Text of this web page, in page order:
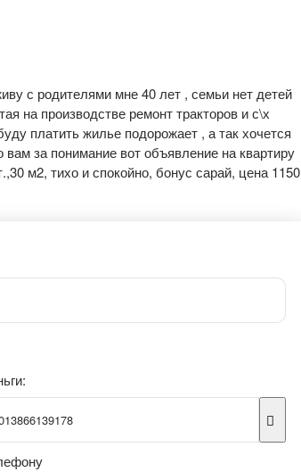
с родителями мне 40 лет , семьи нет детей
на производстве ремонт тракторов и с\х
платить жилье подорожает , а так хочется
за понимание вот объявление на квартиру
м2, тихо и спокойно, бонус сарай, цена 1150